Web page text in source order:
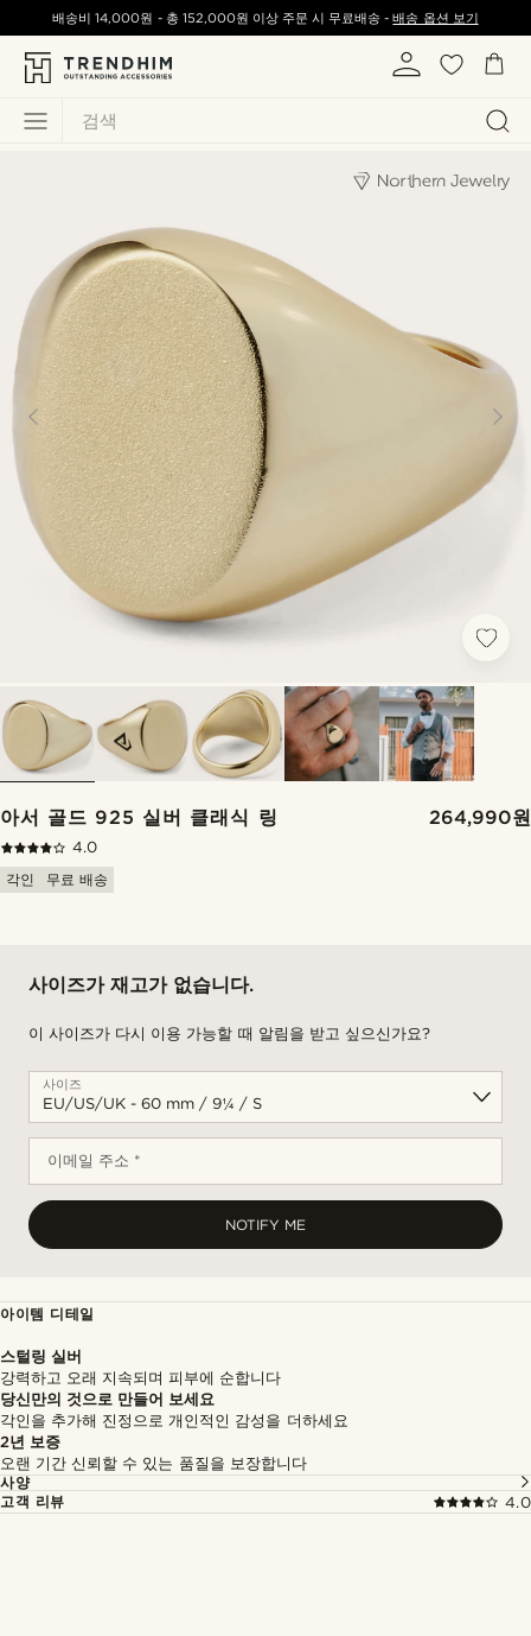
검색
배송비14,000원 - 총 152,000원 이상 주문 시 무료배송 -배송 옵션 보기
아서 골드 925 실버 클래식 링 264,990원
4.0
각인
무료 배송
사이즈가 재고가 없습니다.
이 사이즈가 다시 이용 가능할 때 알림을 받고 싶으신가요?
사이즈
이메일 주소 *
NOTIFY ME
아이템 디테일
스털링 실버
강력하고 오래 지속되며 피부에 순합니다
당신만의 것으로 만들어 보세요
각인을 추가해 진정으로 개인적인 감성을 더하세요
2년 보증
오랜 기간 신뢰할 수 있는 품질을 보장합니다
사양
고객 리뷰
4.0